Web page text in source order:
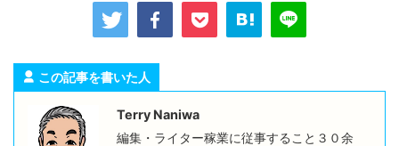
この記事を書いた人
Terry Naniwa
編集・ライター稼業に従事すること３０余